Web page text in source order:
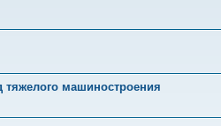
тяжелого машиностроения